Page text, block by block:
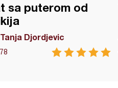
sa puterom od
Tanja Djordjevic